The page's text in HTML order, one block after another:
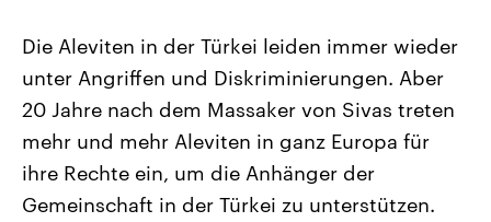
Landtagswahl Sachsen-Anhalt
Alle Informationen
Sachsen-Anhalt wählt am 6.
September 2026 einen neuen
USA
Hintergründe
Wirtschaftlich und
gehören die Vereinigten
Die Aleviten in der Türkei leiden immer wieder
unter Angriffen und Diskriminierungen. Aber
20 Jahre nach dem Massaker von Sivas treten
mehr und mehr Aleviten in ganz Europa für
ihre Rechte ein, um die Anhänger der
Gemeinschaft in der Türkei zu unterstützen.